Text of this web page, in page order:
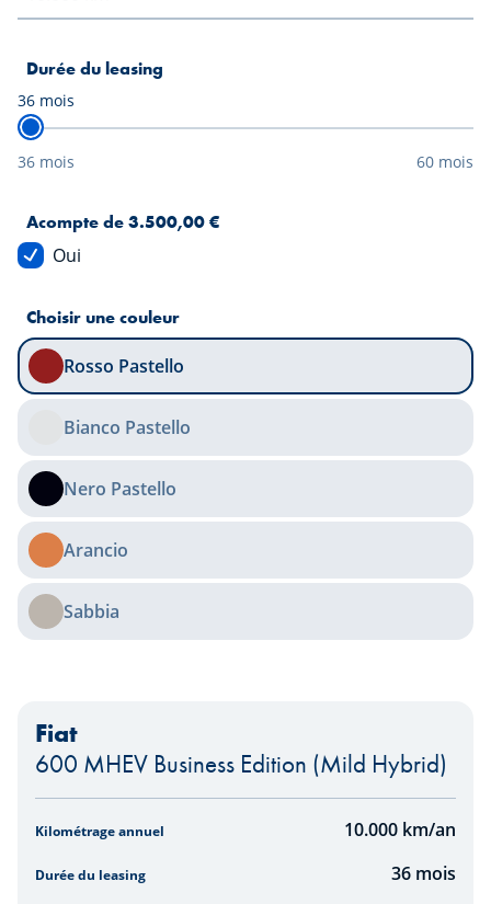
Durée du leasing
36 mois
36 mois 60 mois
Acompte de 3.500,00 €
Oui
Choisir une couleur
Rosso Pastello
Bianco Pastello
Nero Pastello
Arancio
Sabbia
Fiat
600 MHEV Business Edition (Mild Hybrid)
Kilométrage annuel 10.000 km/an
Durée du leasing 36 mois